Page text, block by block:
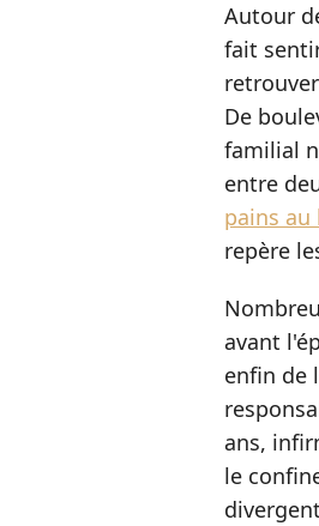
Autour
fait
De
familial
entre
pains au
repère
avant
enfin de
ans,
le